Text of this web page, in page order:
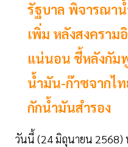
รัฐบาล พิจารณา
เพิ่ม หลังสงคราม
แน่นอน ชี้หลังกัม
น้ำมัน-ก๊าซจากไ
กักน้ำมันสำรอง
วันนี้ (24 มิถุนายน 2568)